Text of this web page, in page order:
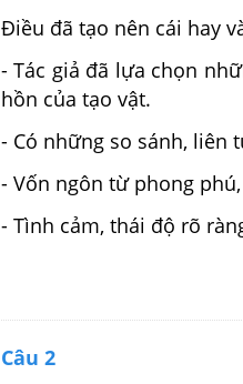
Điều đã tạo nên cái hay
- Tác giả đã lựa chọn
hồn của tạo vật.
- Có những so sánh, liên
- Vốn ngôn từ phong
- Tình cảm, thái độ rõ
Câu 2